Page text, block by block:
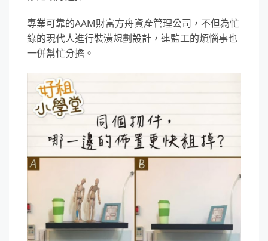
專業可靠的AAM財富方舟資產管理公司，不但為忙
錄的現代人進行裝潢規劃設計，連監工的煩惱事也
一併幫忙分擔。